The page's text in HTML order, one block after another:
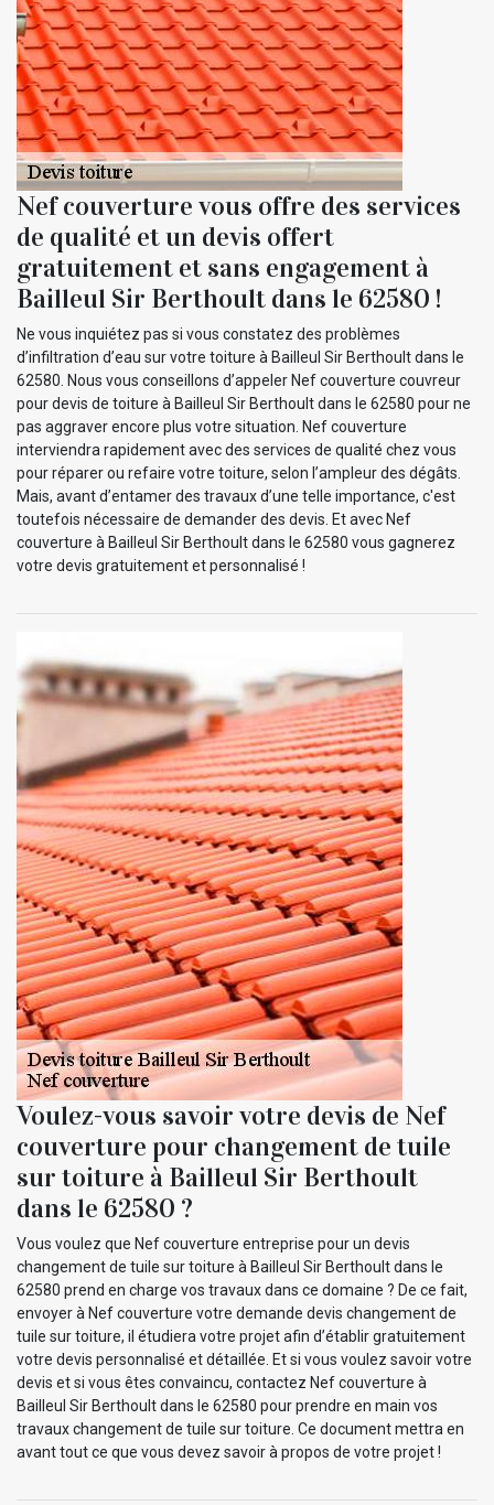
Nef couverture vous offre des services
de qualité et un devis offert
gratuitement et sans engagement à
Bailleul Sir Berthoult dans le 62580 !
Ne vous inquiétez pas si vous constatez des problèmes
d’infiltration d’eau sur votre toiture à Bailleul Sir Berthoult dans le
62580. Nous vous conseillons d’appeler Nef couverture couvreur
pour devis de toiture à Bailleul Sir Berthoult dans le 62580 pour ne
pas aggraver encore plus votre situation. Nef couverture
interviendra rapidement avec des services de qualité chez vous
pour réparer ou refaire votre toiture, selon l’ampleur des dégâts.
Mais, avant d’entamer des travaux d’une telle importance, c'est
toutefois nécessaire de demander des devis. Et avec Nef
couverture à Bailleul Sir Berthoult dans le 62580 vous gagnerez
votre devis gratuitement et personnalisé !
Voulez-vous savoir votre devis de Nef
couverture pour changement de tuile
sur toiture à Bailleul Sir Berthoult
dans le 62580 ?
Vous voulez que Nef couverture entreprise pour un devis
changement de tuile sur toiture à Bailleul Sir Berthoult dans le
62580 prend en charge vos travaux dans ce domaine ? De ce fait,
envoyer à Nef couverture votre demande devis changement de
tuile sur toiture, il étudiera votre projet afin d’établir gratuitement
votre devis personnalisé et détaillée. Et si vous voulez savoir votre
devis et si vous êtes convaincu, contactez Nef couverture à
Bailleul Sir Berthoult dans le 62580 pour prendre en main vos
travaux changement de tuile sur toiture. Ce document mettra en
avant tout ce que vous devez savoir à propos de votre projet !